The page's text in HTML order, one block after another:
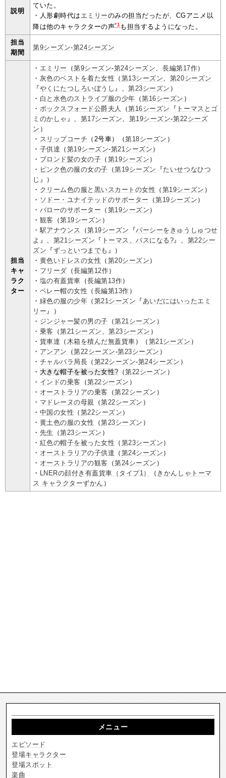
説明
ていた。
・人形劇時代は エミリーのみの担当だったが、CGアニメ以
降は他のキャラクターの声*1も担当するようになった。
担当
期間
第9シーズン-第24シーズン
担当
キャ
ラク
ター
・ エミリー （第9シーズン-第24シーズン、 長編第17作）
・ 灰色のベストを着た女性 （ 第13シーズン、 第20シーズン
『やくにたつしろいぼうし 』、第23シーズン ）
・ 白と水色のストライプ服の少年 （第16シーズン ）
・ ボックスフォード公爵夫人 （第16シーズン 『 トーマスとゴ
ミのかしゃ 』、 第17シーズン、 第19シーズン-第22シーズ
ン ）
・ スリップコーチ （2号車）（第18シーズン ）
・ 子供達 （ 第19シーズン-第21シーズン ）
・ ブロンド髪の女の子 （ 第19シーズン ）
・ ピンク色の服の女の子 （第19シーズン 『たいせつなひつ
じ 』）
・ クリーム色の服と黒いスカートの女性 （ 第19シーズン ）
・ ソドー・ユナイテッドのサポーター （第19シーズン ）
・ バローのサポーター （ 第19シーズン ）
・ 観客 （第19シーズン ）
・駅アナウンス （第19シーズン 『パーシーをきゅうしゅつせ
よ 』、 第21シーズン 『 トーマス、バスになる?』、 第22シー
ズン 『ずっといつまでも 』）
・ 黄色いドレスの女性 （ 第20シーズン ）
・ フリーダ （長編第12作）
・ 塩の有蓋貨車 （長編第13作）
・ ベレー帽の女性 （ 長編第13作 ）
・ 緑色の服の少年 （ 第21シーズン 『あいだにはいったエミ
リー』）
・ ジンジャー髪の男の子 （第21シーズン ）
・ 乗客 （第21シーズン 、第23シーズン ）
・ 貨車達 （ 木箱を積んだ無蓋貨車 ）（ 第21シーズン ）
・ アンアン （第22シーズン-第23シーズン ）
・ チャルバラ局長 （ 第22シーズン-第24シーズン ）
・ 大きな帽子を被った女性? （第22シーズン ）
・ インドの乗客 （第22シーズン ）
・ オーストラリアの乗客 （第22シーズン ）
・ マドレーヌの母親 （第22シーズン ）
・ 中国の女性 （ 第22シーズン ）
・ 黄土色の服の女性 （第23シーズン ）
・ 先生 （第23シーズン ）
・ 紅色の帽子を被った女性 （ 第23シーズン ）
・ オーストラリアの子供達 （ 第24シーズン ）
・ オーストラリアの観客 （第24シーズン ）
・ LNERの顔付き有蓋貨車（タイプ1） （ きかんしゃトーマ
ス キャラクターずかん ）
メニュー
エピソード
登場キャラクター
登場スポット
楽曲